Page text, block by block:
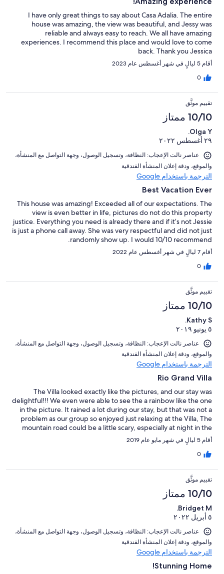
I have only great things to say about Casa Adalia. The entire
house was amazing, the view was beautiful, and Jessy was
reliable and always easy to reach. We all have amazing
experiences. I recommend this place and would love to come
back. Thank you Jessica
أقام 5 ليالٍ في شهر أغسطس عام 2023
0
تقييم موثَّق
10/10 ممتاز
Olga Y.
٢٩ أغسطس ٢٠٢٢
عناصر نالت الإعجاب: ⁦النظافة⁩، و⁦تسجيل الوصول⁩، و⁦جهة التواصل مع المنشأة⁩،
و⁦الموقع⁩، و⁦دقة إعلان المنشأة الفندقية⁩
الترجمة باستخدام Google
Best Vacation Ever
This house was amazing! Exceeded all of our expectations. The
view is even better in life, pictures do not do this property
justice. Everything you need is already there and if it’s not Jessie
is just a phone call away. She was very respectful and did not just
randomly show up. I would 10/10 recommend.
أقام 7 ليالٍ في شهر أغسطس عام 2022
0
تقييم موثَّق
10/10 ممتاز
Kathy S.
٥ يونيو ٢٠١٩
عناصر نالت الإعجاب: ⁦النظافة⁩، و⁦تسجيل الوصول⁩، و⁦جهة التواصل مع المنشأة⁩،
و⁦الموقع⁩، و⁦دقة إعلان المنشأة الفندقية⁩
الترجمة باستخدام Google
Rio Grand Villa
The Villa looked exactly like the pictures, and our stay was
delightful!!! We even were able to see the a rainbow like the one
in the picture. It rained a lot during our stay, but that was not a
problem as our group so enjoyed just relaxing at the Villa, The
mountain road could be a little scary, especially at night in the
pouring rain, but there is nothing they can do about the road.
Other than the mountain road, it was delightful! If I make it back
to Puerto Rico, I would stay here again. Kathy
أقام 5 ليالٍ في شهر مايو عام 2019
0
تقييم موثَّق
10/10 ممتاز
Bridget M.
٥ أبريل ٢٠٢٢
عناصر نالت الإعجاب: ⁦النظافة⁩، و⁦تسجيل الوصول⁩، و⁦جهة التواصل مع المنشأة⁩،
و⁦الموقع⁩، و⁦دقة إعلان المنشأة الفندقية⁩
الترجمة باستخدام Google
Stunning Home!